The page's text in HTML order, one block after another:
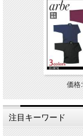
価格
注目キーワード